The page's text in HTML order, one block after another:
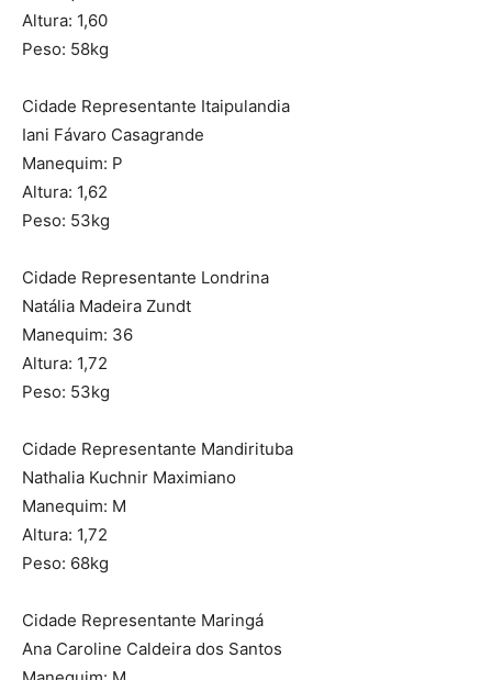
Altura: 1,60
Peso: 58kg
Cidade Representante Itaipulandia
Iani Fávaro Casagrande
Manequim: P
Altura: 1,62
Peso: 53kg
Cidade Representante Londrina
Natália Madeira Zundt
Manequim: 36
Altura: 1,72
Peso: 53kg
Cidade Representante Mandirituba
Nathalia Kuchnir Maximiano
Manequim: M
Altura: 1,72
Peso: 68kg
Cidade Representante Maringá
Ana Caroline Caldeira dos Santos